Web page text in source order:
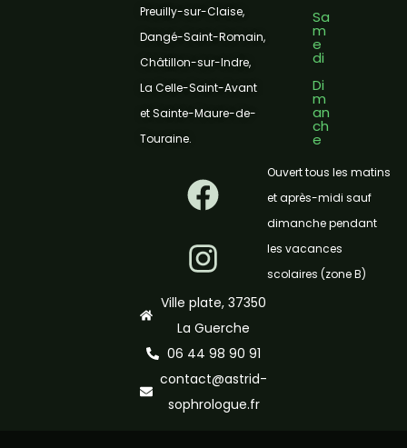
Preuilly-sur-Claise,
Dangé-Saint-Romain,
Châtillon-sur-Indre,
La Celle-Saint-Avant
et Sainte-Maure-de-
Touraine.
F
a
c
e
b
o
o
k
I
n
s
t
a
g
r
a
Ville plate, 37350
La Guerche
06 44 98 90 91
contact@astrid-
sophrologue.fr
Sa
m
e
di
Di
m
an
ch
e
Ouvert tous les matins
et après-midi sauf
dimanche pendant
les vacances
scolaires (zone B)